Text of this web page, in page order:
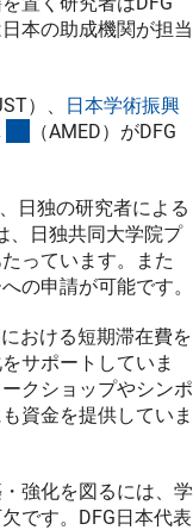
本の助成機関が担当
Link)
）、
日本学術振興
(externer Link)
（AMED）がDFG
日独の研究者による
、日独共同大学院プ
っています。また
の申請が可能です。
おける短期滞在費を
サポートしていま
クショップやシンポ
資金を提供していま
強化を図るには、学
です。DFG日本代表